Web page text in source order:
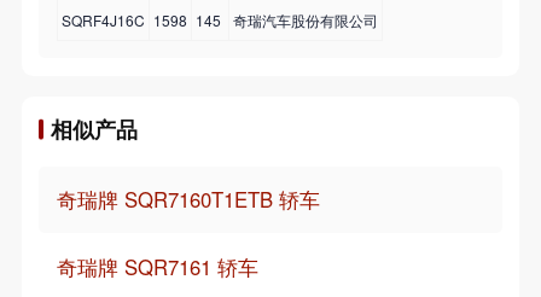
SQRF4J16C 1598 145 奇瑞汽车股份有限公司
相似产品
奇瑞牌 SQR7160T1ETB 轿车
奇瑞牌 SQR7161 轿车